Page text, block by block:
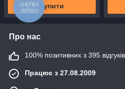
Купити
Про нас
100% позитивних з 395
Працює з 27.08.2009